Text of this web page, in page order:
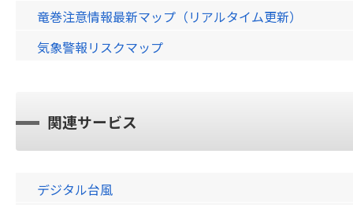
竜巻注意情報最新マップ（リアルタイム更新）
気象警報リスクマップ
関連サービス
デジタル台風